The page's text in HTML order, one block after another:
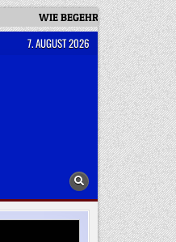
WIE BEGEHREN ENTSTEHT:
7. AUGUST 2026